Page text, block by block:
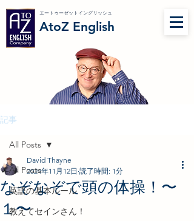
AtoZ English
エートゥーゼットイングリッシュ
記事
All Posts
英語の基本ルール
教えてセインさん！
All Posts
なぞなぞで頭の体操！〜
１〜
David Thayne
2024年11月12日 読了時間: 1分